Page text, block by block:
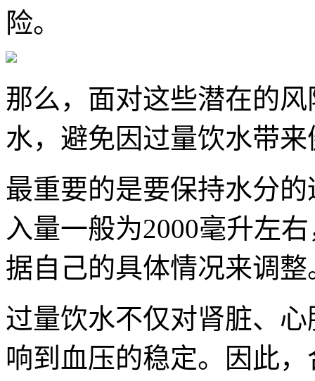
险。
那么，面对这些潜在的
水，避免因过量饮水带
最重要的是要保持水分
入量一般为2000毫升左
据自己的具体情况来调整
过量饮水不仅对肾脏、
响到血压的稳定。因此